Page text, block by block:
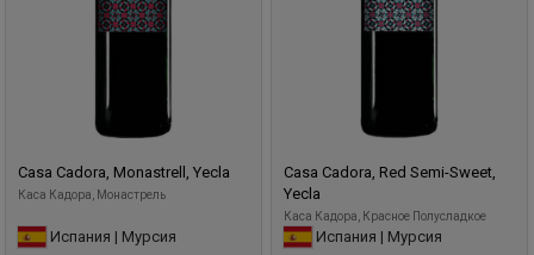
Casa Cadora, Monastrell, Yecla
Каса Кадора, Монастрель
Испания | Мурсия
Casa Cadora, Red Semi-Sweet,
Yecla
Каса Кадора, Красное Полусладкое
Испания | Мурсия